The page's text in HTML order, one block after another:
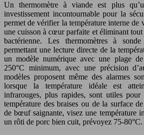
Un thermomètre à viande est plus
investissement incontournable pour la
permet de vérifier la température interne de
une cuisson à cœur parfaite et éliminant
bactérienne. Les thermomètres à
permettant une lecture directe de la
un modèle numérique avec une plage
250°C minimum, avec une précision
modèles proposent même des alarmes
lorsque la température idéale est
infrarouges, plus rapides, sont utiles pour
température des braises ou de la surface
de bœuf saignante, visez une température
un rôti de porc bien cuit, prévoyez 75-80°C.